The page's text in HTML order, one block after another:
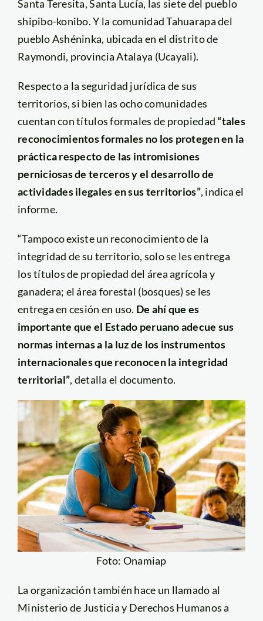
Santa Teresita, Santa Lucía, las siete del pueblo
shipibo-konibo. Y la comunidad Tahuarapa del
pueblo Ashéninka, ubicada en el distrito de
Raymondi, provincia Atalaya (Ucayali).
Respecto a la seguridad jurídica de sus
territorios, si bien las ocho comunidades
cuentan con títulos formales de propiedad “tales
reconocimientos formales no los protegen en la
práctica respecto de las intromisiones
perniciosas de terceros y el desarrollo de
actividades ilegales en sus territorios”, indica el
informe.
“Tampoco existe un reconocimiento de la
integridad de su territorio, solo se les entrega
los títulos de propiedad del área agrícola y
ganadera; el área forestal (bosques) se les
entrega en cesión en uso. De ahí que es
importante que el Estado peruano adecue sus
normas internas a la luz de los instrumentos
internacionales que reconocen la integridad
territorial”, detalla el documento.
Foto: Onamiap
La organización también hace un llamado al
Ministerio de Justicia y Derechos Humanos a